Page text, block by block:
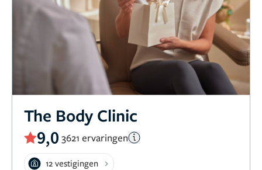
The Body Clinic
9,0 3621 ervaringen
12 vestigingen